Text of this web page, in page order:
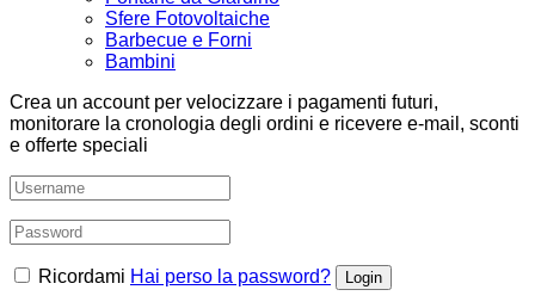
Sfere Fotovoltaiche
Barbecue e Forni
Bambini
Crea un account per velocizzare i pagamenti futuri,
monitorare la cronologia degli ordini e ricevere e-mail, sconti
e offerte speciali
Ricordami Hai perso la password?